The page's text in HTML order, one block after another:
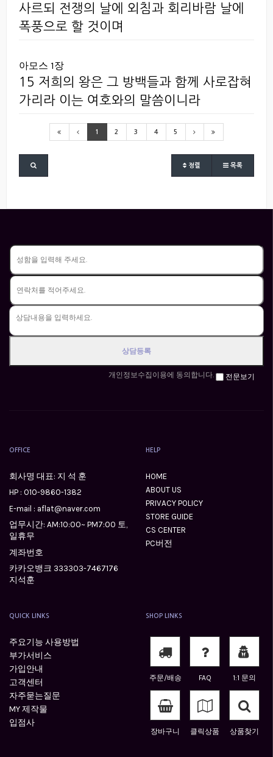
사르되 전쟁의 날에 외침과 회리바람 날에
폭풍으로 할 것이며
아모스 1장
15 저희의 왕은 그 방백들과 함께 사로잡혀
가리라 이는 여호와의 말씀이니라
1 2 3 4 5
정렬 목록
개인정보수집이용에 동의합니다. 전문보기
OFFICE
회사명 대표: 지 석 훈
HP : 010-9860-1382
E-mail : aflat@naver.com
업무시간: AM:10:00~ PM7:00 토,
일휴무
계좌번호
카카오뱅크 333303-7467176
지석훈
HELP
HOME
ABOUT US
PRIVACY POLICY
STORE GUIDE
CS CENTER
PC버전
QUICK LINKS
주요기능 사용방법
부가서비스
가입안내
고객센터
자주묻는질문
MY 제작물
입점사
SHOP LINKS
주문/배송 FAQ 1:1 문의
장바구니 클릭상품 상품찾기